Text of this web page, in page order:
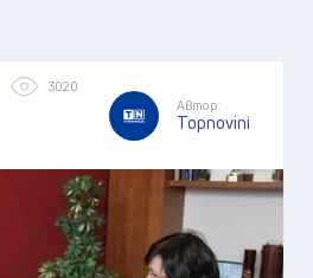
3020
Автор:
Topnovini